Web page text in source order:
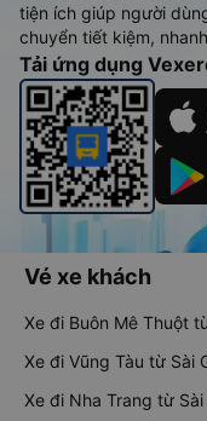
tiện ích giúp người
chuyển tiết kiệm,
Tải ứng dụng
Vé xe khách
Xe đi Buôn Mê Thuột
Xe đi Vũng Tàu từ Sài
Xe đi Nha Trang từ Sài